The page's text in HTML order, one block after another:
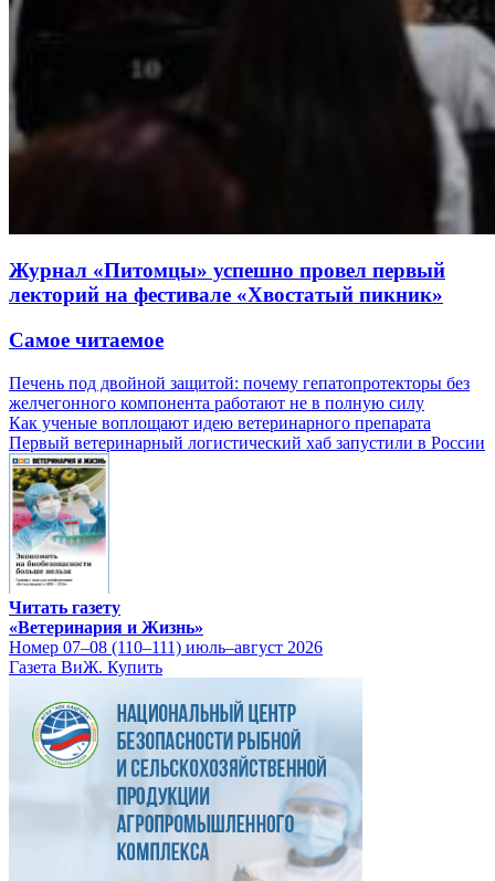
Журнал «Питомцы» успешно провел первый
лекторий на фестивале «Хвостатый пикник»
Самое читаемое
Печень под двойной защитой: почему гепатопротекторы без
желчегонного компонента работают не в полную силу
Как ученые воплощают идею ветеринарного препарата
Первый ветеринарный логистический хаб запустили в России
Читать газету
«Ветеринария и Жизнь»
Номер 07–08 (110–111) июль–август 2026
Газета ВиЖ. Купить